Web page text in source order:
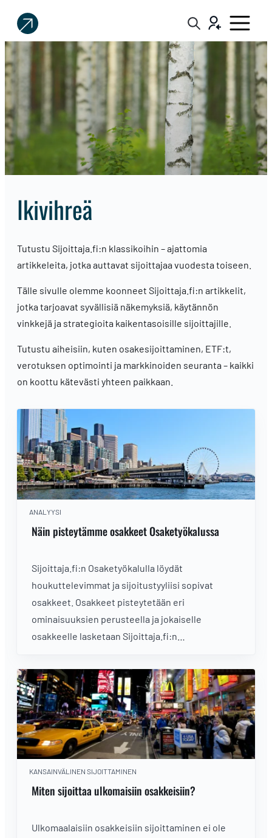
Sijoittaja.fi
Tee
parempia
sijoituspäätöksiä
ikivihreä
Tutustu Sijoittaja.fi:n klassikoihin – ajattomia
artikkeleita, jotka auttavat sijoittajaa vuodesta toiseen.
Tälle sivulle olemme koonneet Sijoittaja.fi:n artikkelit,
jotka tarjoavat syvällisiä näkemyksiä, käytännön
vinkkejä ja strategioita kaikentasoisille sijoittajille.
Tutustu aiheisiin, kuten osakesijoittaminen, ETF:t,
verotuksen optimointi ja markkinoiden seuranta – kaikki
on koottu kätevästi yhteen paikkaan.
ANALYYSI
Näin pisteytämme osakkeet Osaketyökalussa
Sijoittaja.fi:n Osaketyökalulla löydät
houkuttelevimmat ja sijoitustyyliisi sopivat
osakkeet. Osakkeet pisteytetään eri
ominaisuuksien perusteella ja jokaiselle
osakkeelle lasketaan Sijoittaja.fi:n
kokonaispisteiden perusteella sijoittamalla
sijoittaja olisi voinut päihittää markkinat
merkittävällä erolla.
KANSAINVÄLINEN SIJOITTAMINEN
Miten sijoittaa ulkomaisiin osakkeisiin?
Ulkomaalaisiin osakkeisiin sijoittaminen ei ole